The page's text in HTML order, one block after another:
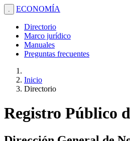
. ECONOMÍA
Directorio
Marco jurídico
Manuales
Preguntas frecuentes
Inicio
Directorio
Registro Público